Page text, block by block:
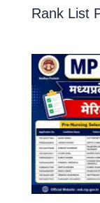
Rank List